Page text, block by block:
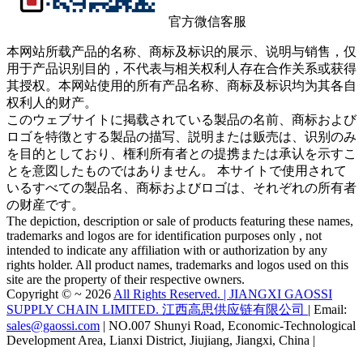
官方微信客服
本网站所载产品的名称、商标及标识的展示、说明与销售，仅
用于产品识别目的，不代表与相关权利人存在合作关系或获得
其授权。本网站使用的所有产品名称、商标及标识均为其各自
权利人的财产。
このウェブサイトに掲载されている製品の名前、商标および
ロゴを特徴とする製品の描写、説明または贩売は、识别のみ
を目的としており、権利所有者との提携または承认を示すこ
とを意図したものではありません。 本サイトで使用されて
いるすべての製品名、商标およびロゴは、それぞれの所有者
の财産です。
The depiction, description or sale of products featuring these names,
trademarks and logos are for identification purposes only , not
intended to indicate any affiliation with or authorization by any
rights holder. All product names, trademarks and logos used on this
site are the property of their respective owners.
Copyright © ~ 2026 All Rights Reserved. | JIANGXI GAOSSI
SUPPLY CHAIN LIMITED. 江西高思供应链有限公司 | Email:
sales@gaossi.com | NO.007 Shunyi Road, Economic-Technological
Development Area, Lianxi District, Jiujiang, Jiangxi, China |